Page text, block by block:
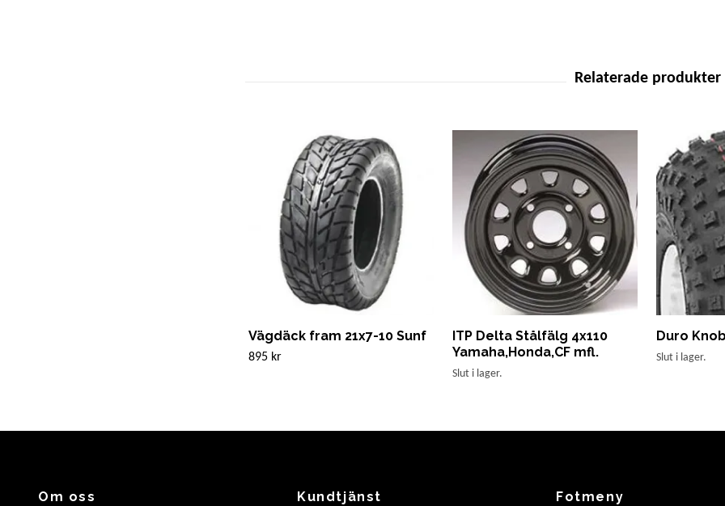
Vägdäck fram 21x7-10 Sunf
895 kr
ITP Delta Stålfälg 4x110
Yamaha,Honda,CF mfl.
Slut i lager.
Duro
Slut i lager.
Om oss Kundtjänst Fotmeny